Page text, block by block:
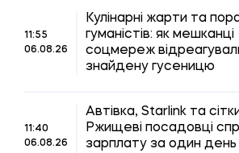
11:55
06.08.26
Кулінарні жарти та
гуманістів: як мешканці
соцмереж
знайдену гусеницю
11:40
06.08.26
Автівка, Starlink та
Ржищеві посадовці
зарплату за один день